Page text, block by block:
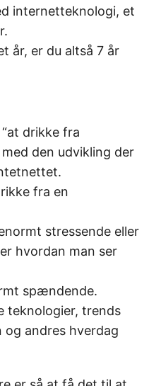
internetteknologi, et
år, er du altså 7 år
drikke fra
den udvikling der
fra en
stressende eller
hvordan man ser
spændende.
teknologier, trends
og andres hverdag